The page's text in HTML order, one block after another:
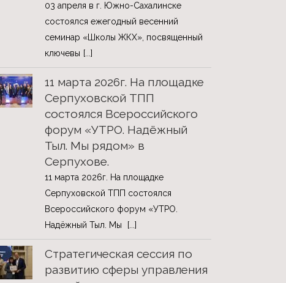
03 апреля в г. Южно-Сахалинске
состоялся ежегодный весенний
семинар «Школы ЖКХ», посвященный
ключевы [...]
11 марта 2026г. На площадке
Серпуховской ТПП
состоялся Всероссийского
форум «УТРО. Надёжный
Тыл. Мы рядом» в
Серпухове.
11 марта 2026г. На площадке
Серпуховской ТПП состоялся
Всероссийского форум «УТРО.
Надёжный Тыл. Мы
[...]
Стратегическая сессия по
развитию сферы управления